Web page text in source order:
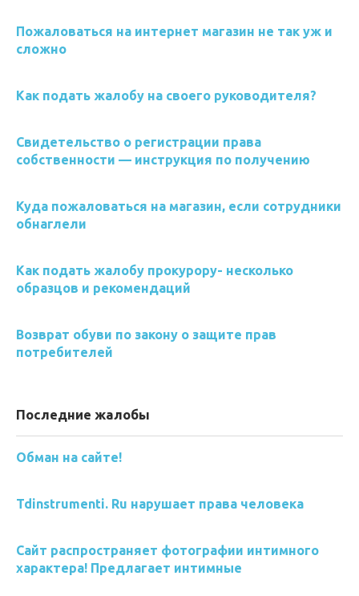
Пожаловаться на интернет магазин не так уж и
сложно
Как подать жалобу на своего руководителя?
Свидетельство о регистрации права
собственности — инструкция по получению
Куда пожаловаться на магазин, если сотрудники
обнаглели
Как подать жалобу прокурору- несколько
образцов и рекомендаций
Возврат обуви по закону о защите прав
потребителей
Последние жалобы
Обман на сайте!
Tdinstrumenti. Ru нарушает права человека
Сайт распространяет фотографии интимного
характера! Предлагает интимные